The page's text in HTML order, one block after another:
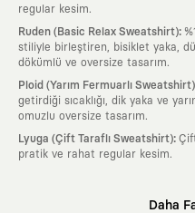
regular kesim.
Ruden (Basic Relax Sweatshirt):
stiliyle birleştiren, bisiklet yaka,
dökümlü ve oversize tasarım.
Ploid (Yarım Fermuarlı Sweatshirt)
getirdiği sıcaklığı, dik yaka ve
omuzlu oversize tasarım.
Lyuga (Çift Taraflı Sweatshirt):
pratik ve rahat regular kesim.
Daha